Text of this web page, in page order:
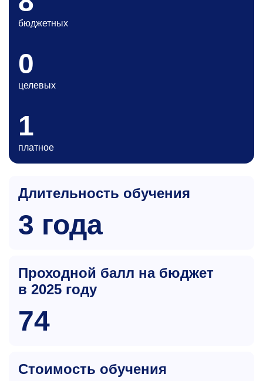
бюджетных
0
целевых
1
платное
Длительность обучения
3 года
Проходной балл на бюджет
в 2025 году
74
Стоимость обучения